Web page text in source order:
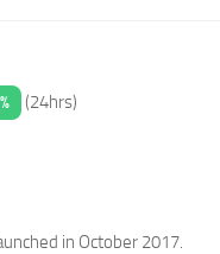
(24hrs)
in October 2017.